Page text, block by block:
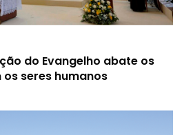
do Evangelho abate os
seres humanos